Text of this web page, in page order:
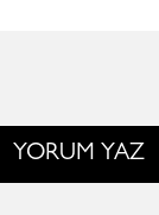
YORUM YAZ